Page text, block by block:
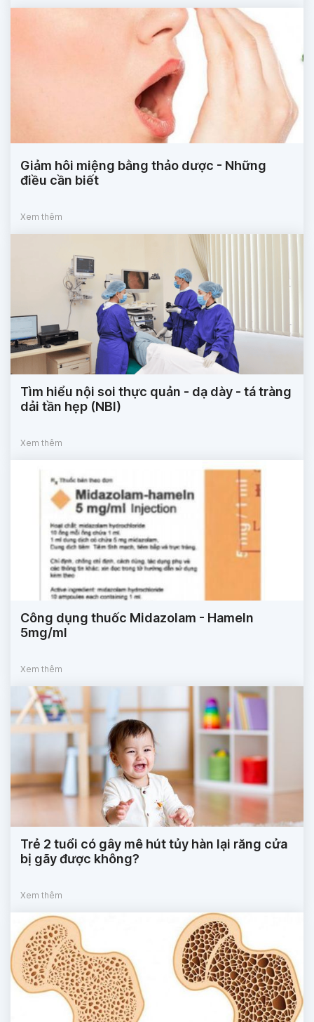
Giảm hôi miệng bằng thảo dược - Những
điều cần biết
Xem thêm
Tìm hiểu nội soi thực quản - dạ dày - tá tràng
dải tần hẹp (NBI)
Xem thêm
Công dụng thuốc Midazolam - Hameln
5mg/ml
Xem thêm
Trẻ 2 tuổi có gây mê hút tủy hàn lại răng cửa
bị gãy được không?
Xem thêm